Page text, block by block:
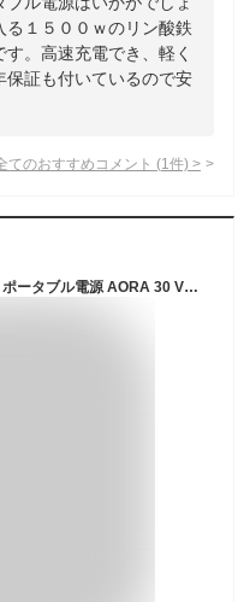
る１５００ｗのリン酸鉄
。高速充電でき、軽く
保証も付いているので安
てのおすすめコメント (1 件) >
【クーポンで23,880円 3/4~】BLUETTI ポータブル電源 AORA 30 V2 小型 288Wh リン酸鉄リチウム 10年長寿命 定格出力600W 1500Wリフト機能 0.01秒UPS 急速充電 アプリ遠隔操作 耐熱防火設計 防災グッズ 停電 台風 キャンプ 車中泊 非常用電源 避難 緊急